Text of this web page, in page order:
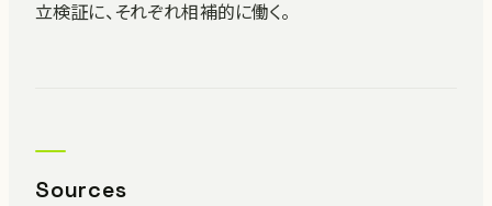
立検証に、それぞれ相補的に働く。
Sources